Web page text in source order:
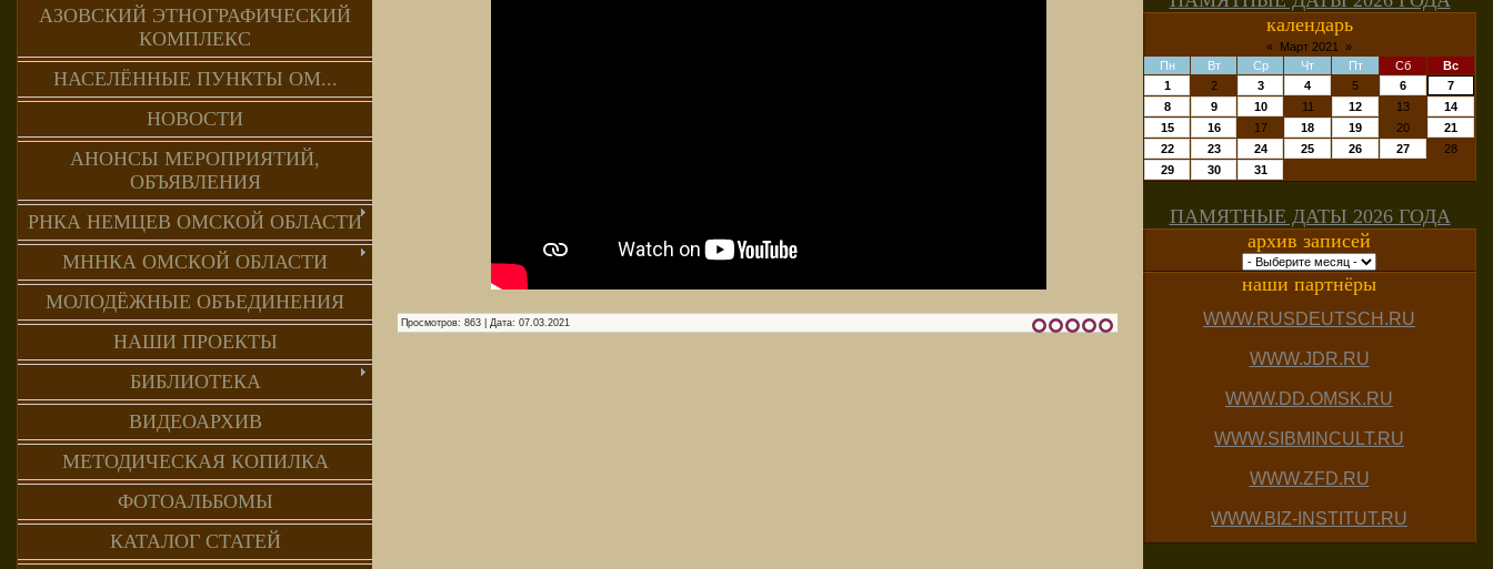
АЗОВСКИЙ ЭТНОГРАФИЧЕСКИЙ
КОМПЛЕКС
НАСЕЛЁННЫЕ ПУНКТЫ ОМ...
НОВОСТИ
АНОНСЫ МЕРОПРИЯТИЙ,
ОБЪЯВЛЕНИЯ
РНКА НЕМЦЕВ ОМСКОЙ ОБЛАСТИ
МННКА ОМСКОЙ ОБЛАСТИ
МОЛОДЁЖНЫЕ ОБЪЕДИНЕНИЯ
НАШИ ПРОЕКТЫ
БИБЛИОТЕКА
ВИДЕОАРХИВ
МЕТОДИЧЕСКАЯ КОПИЛКА
ФОТОАЛЬБОМЫ
КАТАЛОГ СТАТЕЙ
Просмотров: 863 Дата: 07.03.2021
календарь
« Март 2021
»
Пн
Вт Ср Чт Пт Сб
Вс
1
2 3 4 5 6
7
8
9 10 11 12 13
14
15
16 17 18 19 20
21
22
23 24 25 26 27
28
29
30 31
ПАМЯТНЫЕ ДАТЫ 2026 ГОДА
архив записей
наши партнёры
WWW.RUSDEUTSCH.RU
WWW.JDR.RU
WWW.DD.OMSK.RU
WWW.SIBMINCULT.RU
WWW.ZFD.RU
WWW.BIZ-INSTITUT.RU